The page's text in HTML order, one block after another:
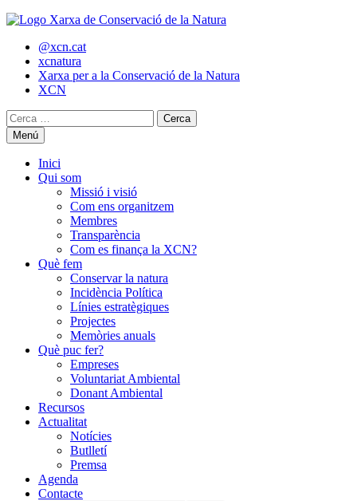
Skip
content@xcn.cat
xcnatura
Xarxa per a la Conservació de la Natura
XCN
Cerca:
Menú
Inici
Qui som
Missió i visió
Com ens organitzem
Membres
Transparència
Com es finança la XCN?
Què fem
Conservar la natura
Incidència Política
Línies estratègiques
Projectes
Memòries anuals
Què puc fer?
Empreses
Voluntariat Ambiental
Donant Ambiental
Recursos
Actualitat
Notícies
Butlletí
Premsa
Agenda
Contacte